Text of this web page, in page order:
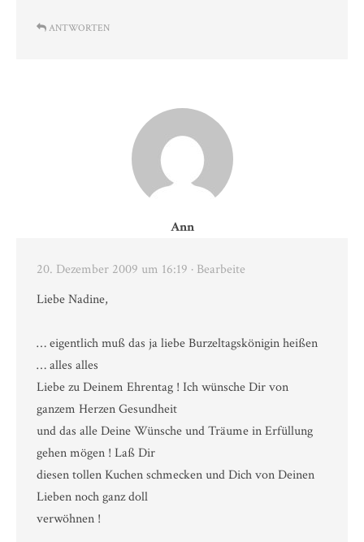
ANTWORTEN
Ann
20. Dezember 2009 um 16:19 · Bearbeite
Liebe Nadine,
… eigentlich muß das ja liebe Burzeltagskönigin heißen
… alles alles
Liebe zu Deinem Ehrentag ! Ich wünsche Dir von
ganzem Herzen Gesundheit
und das alle Deine Wünsche und Träume in Erfüllung
gehen mögen ! Laß Dir
diesen tollen Kuchen schmecken und Dich von Deinen
Lieben noch ganz doll
verwöhnen !